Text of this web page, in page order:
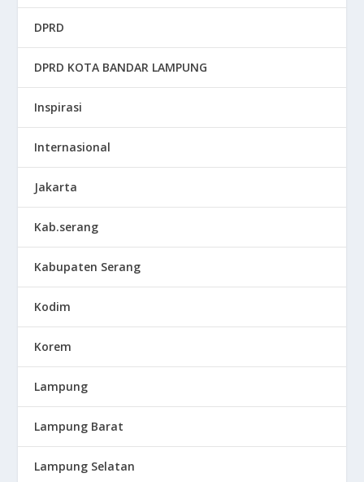
DPRD
DPRD KOTA BANDAR LAMPUNG
Inspirasi
Internasional
Jakarta
Kab.serang
Kabupaten Serang
Kodim
Korem
Lampung
Lampung Barat
Lampung Selatan